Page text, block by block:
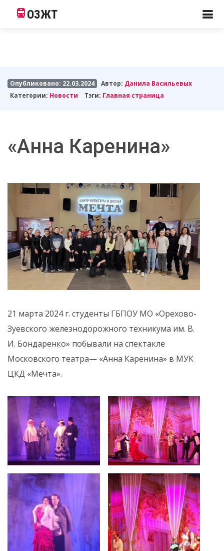
ОЗЖТ
Опубликовано: 22.03.2024 Автор: Данила Васильевых
Категории: Новости Тэги: Главная страница
«Анна Каренина»
21 марта 2024 г. студенты ГБПОУ МО «Орехово-
Зуевского железнодорожного техникума им. В.
И. Бондаренко» побывали на спектакле
Московского театра— «Анна Каренина» в МУК
ЦКД «Мечта».